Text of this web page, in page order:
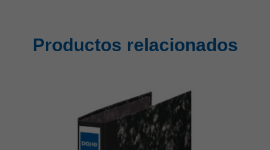
Productos relacionados